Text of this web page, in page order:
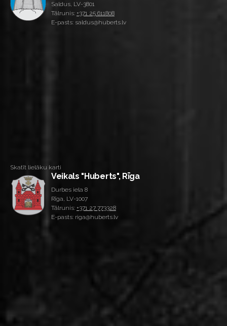
Saldus, LV-3801
Tālrunis: +371 25 611808
E-pasts: saldus@huberts.lv
Skatīt lielāku karti
Veikals "Huberts", Rīga
Durbes iela 8
Rīga, LV-1007
Tālrunis: +371 27 773328
E-pasts: riga@huberts.lv